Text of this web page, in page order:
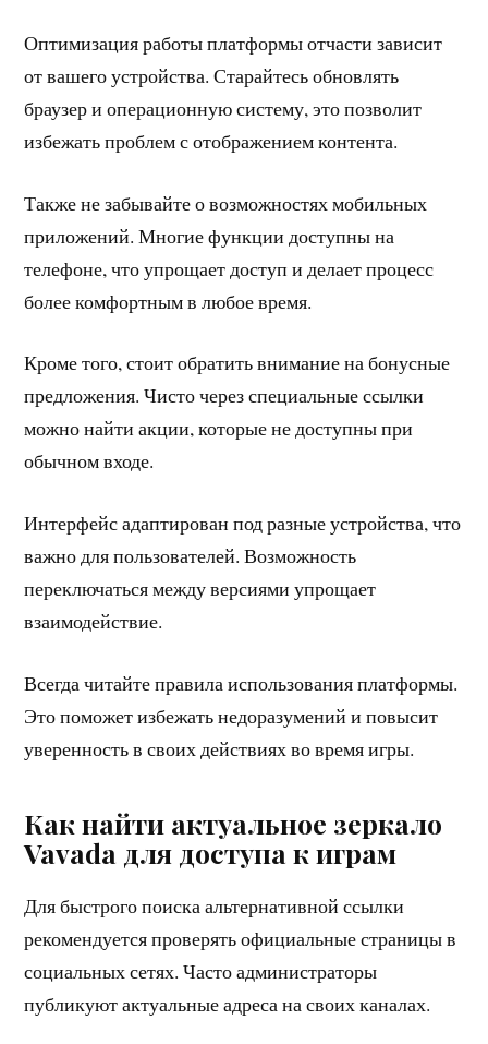
Оптимизация работы платформы отчасти зависит
от вашего устройства. Старайтесь обновлять
браузер и операционную систему, это позволит
избежать проблем с отображением контента.
Также не забывайте о возможностях мобильных
приложений. Многие функции доступны на
телефоне, что упрощает доступ и делает процесс
более комфортным в любое время.
Кроме того, стоит обратить внимание на бонусные
предложения. Чисто через специальные ссылки
можно найти акции, которые не доступны при
обычном входе.
Интерфейс адаптирован под разные устройства, что
важно для пользователей. Возможность
переключаться между версиями упрощает
взаимодействие.
Всегда читайте правила использования платформы.
Это поможет избежать недоразумений и повысит
уверенность в своих действиях во время игры.
Как найти актуальное зеркало
Vavada для доступа к играм
Для быстрого поиска альтернативной ссылки
рекомендуется проверять официальные страницы в
социальных сетях. Часто администраторы
публикуют актуальные адреса на своих каналах.